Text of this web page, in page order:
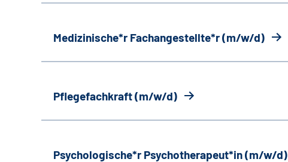
Medizinische*r Fachangestellte*r (m/w/d)
Pflegefachkraft (m/w/d)
Psychologische*r Psychotherapeut*in (m/w/d)